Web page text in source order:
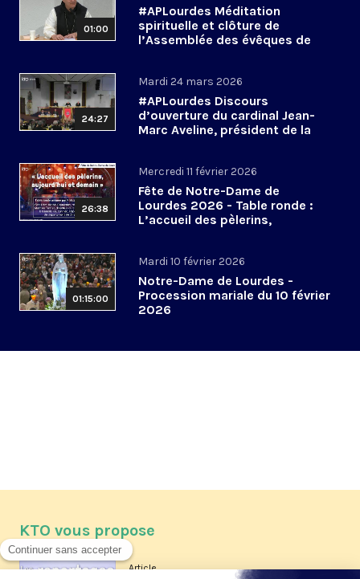
01:00
#APLourdes Méditation
spirituelle et clôture de
l’Assemblée des évêques de
24:27
Mardi 24 mars 2026
#APLourdes Discours
d’ouverture du cardinal Jean-
Marc Aveline, président de la
26:38
Mercredi 11 février 2026
Fête de Notre-Dame de
Lourdes 2026 - Table ronde :
L’accueil des pèlerins,
01:15:00
Mardi 10 février 2026
Notre-Dame de Lourdes -
Procession mariale du 10 février
2026
KTO vous propose
Article